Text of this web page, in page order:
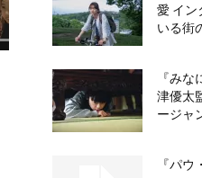
愛 イン
いる街
『み
津優太
ージャ
『パ